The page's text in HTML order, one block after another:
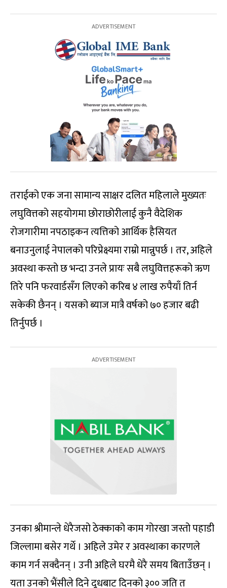
तराईको एक जना सामान्य साक्षर दलित महिलाले मुख्यतः
लघुवित्तको सहयोगमा छोराछोरीलाई कुनै वैदेशिक
रोजगारीमा नपठाइकन त्यत्तिको आर्थिक हैसियत
बनाउनुलाई नेपालको परिप्रेक्ष्यमा राम्रो मान्नुपर्छ । तर, अहिले
अवस्था कस्तो छ भन्दा उनले प्रायः सबै लघुवित्तहरूको ऋण
तिरे पनि फरवार्डसँग लिएको करिब ४ लाख रुपैयाँ तिर्न
सकेकी छैनन् । यसको ब्याज मात्रै वर्षको ७० हजार बढी
तिर्नुपर्छ ।
उनका श्रीमान्ले धेरैजसो ठेक्काको काम गोरखा जस्तो पहाडी
जिल्लामा बसेर गर्थे । अहिले उमेर र अवस्थाका कारणले
काम गर्न सक्दैनन् । उनी अहिले घरमै धेरै समय बिताउँछन् ।
यता उनको भैंसीले दिने दूधबाट दिनको ३०० जति त